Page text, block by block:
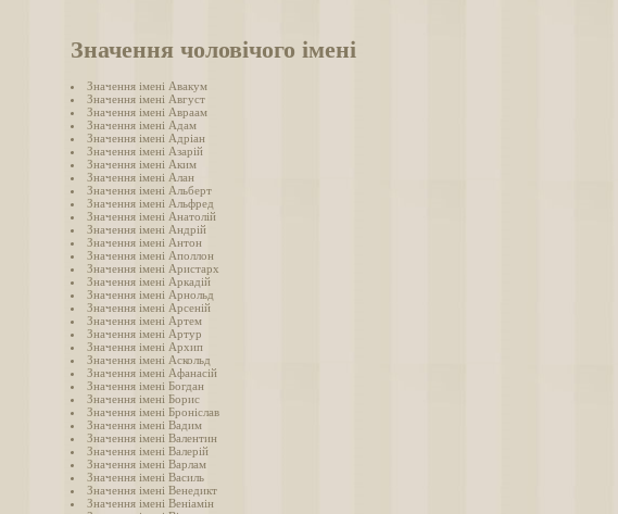
Значення чоловічого імені
Значення імені Авакум
Значення імені Август
Значення імені Авраам
Значення імені Адам
Значення імені Адріан
Значення імені Азарій
Значення імені Аким
Значення імені Алан
Значення імені Альберт
Значення імені Альфред
Значення імені Анатолій
Значення імені Андрій
Значення імені Антон
Значення імені Аполлон
Значення імені Аристарх
Значення імені Аркадій
Значення імені Арнольд
Значення імені Арсеній
Значення імені Артем
Значення імені Артур
Значення імені Архип
Значення імені Аскольд
Значення імені Афанасій
Значення імені Богдан
Значення імені Борис
Значення імені Броніслав
Значення імені Вадим
Значення імені Валентин
Значення імені Валерій
Значення імені Варлам
Значення імені Василь
Значення імені Венедикт
Значення імені Веніамін